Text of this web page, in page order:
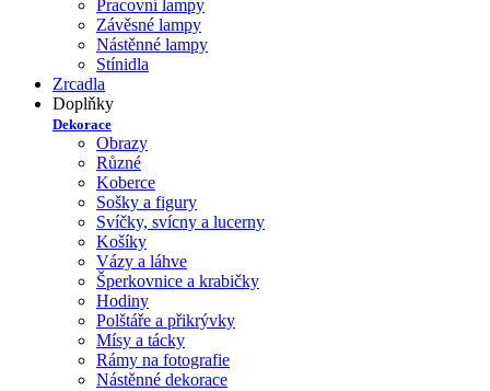
Pracovní lampy
Závěsné lampy
Nástěnné lampy
Stínidla
Zrcadla
Doplňky
Dekorace
Obrazy
Různé
Koberce
Sošky a figury
Svíčky, svícny a lucerny
Košíky
Vázy a láhve
Šperkovnice a krabičky
Hodiny
Polštáře a přikrývky
Mísy a tácky
Rámy na fotografie
Nástěnné dekorace